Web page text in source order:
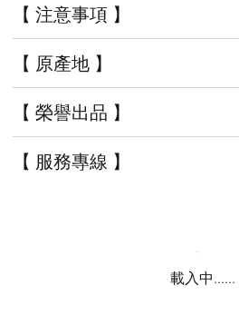
【 注意事項 】
【 原產地 】
【 榮譽出品 】
【 服務專線 】
載入中......